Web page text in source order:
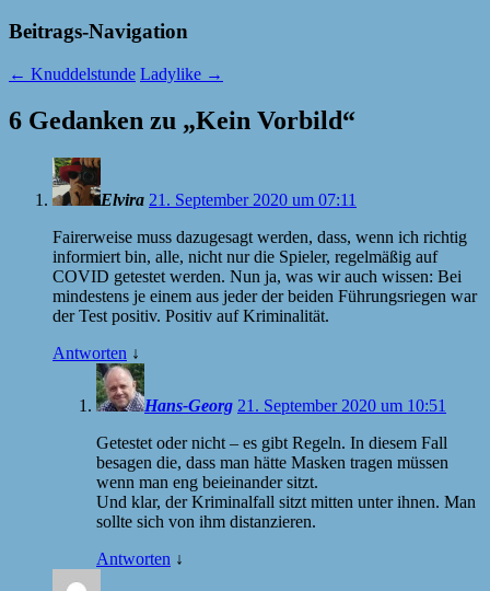
Beitrags-Navigation
← Knuddelstunde Ladylike →
6 Gedanken zu „Kein Vorbild“
Elvira 21. September 2020 um 07:11
Fairerweise muss dazugesagt werden, dass, wenn ich richtig
informiert bin, alle, nicht nur die Spieler, regelmäßig auf
COVID getestet werden. Nun ja, was wir auch wissen: Bei
mindestens je einem aus jeder der beiden Führungsriegen war
der Test positiv. Positiv auf Kriminalität.
Antworten ↓
Hans-Georg 21. September 2020 um 10:51
Getestet oder nicht – es gibt Regeln. In diesem Fall
besagen die, dass man hätte Masken tragen müssen
wenn man eng beieinander sitzt.
Und klar, der Kriminalfall sitzt mitten unter ihnen. Man
sollte sich von ihm distanzieren.
Antworten ↓